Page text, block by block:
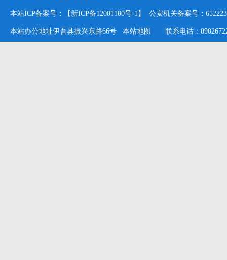
本站ICP备案号：【新ICP备12001180号-1】 公安机关备案号：
本站办公地址伊吾县振兴东路66号 本站地图 联系电话：